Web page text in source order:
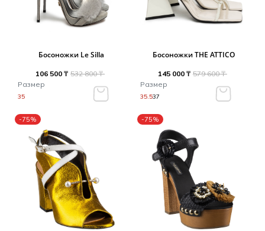
Босоножки Le Silla
106 500 ₸ 532 800 ₸
Размер
35
Босоножки THE ATTICO
145 000 ₸ 579 600 ₸
Размер
35.537
-75% -75%